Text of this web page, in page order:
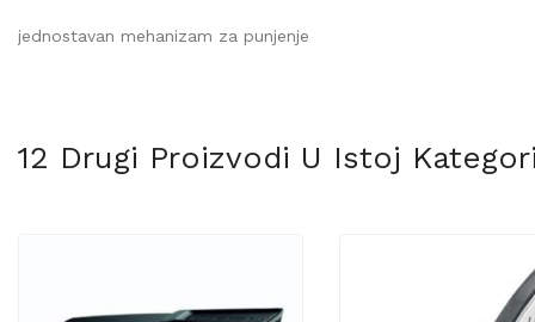
jednostavan mehanizam za punjenje
12 Drugi Proizvodi U Istoj